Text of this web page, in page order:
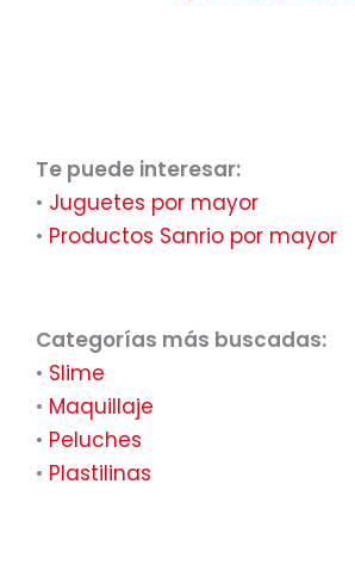
Te puede interesar:
• Juguetes por mayor
• Productos Sanrio por mayor
Categorías más buscadas:
• Slime
• Maquillaje
• Peluches
• Plastilinas